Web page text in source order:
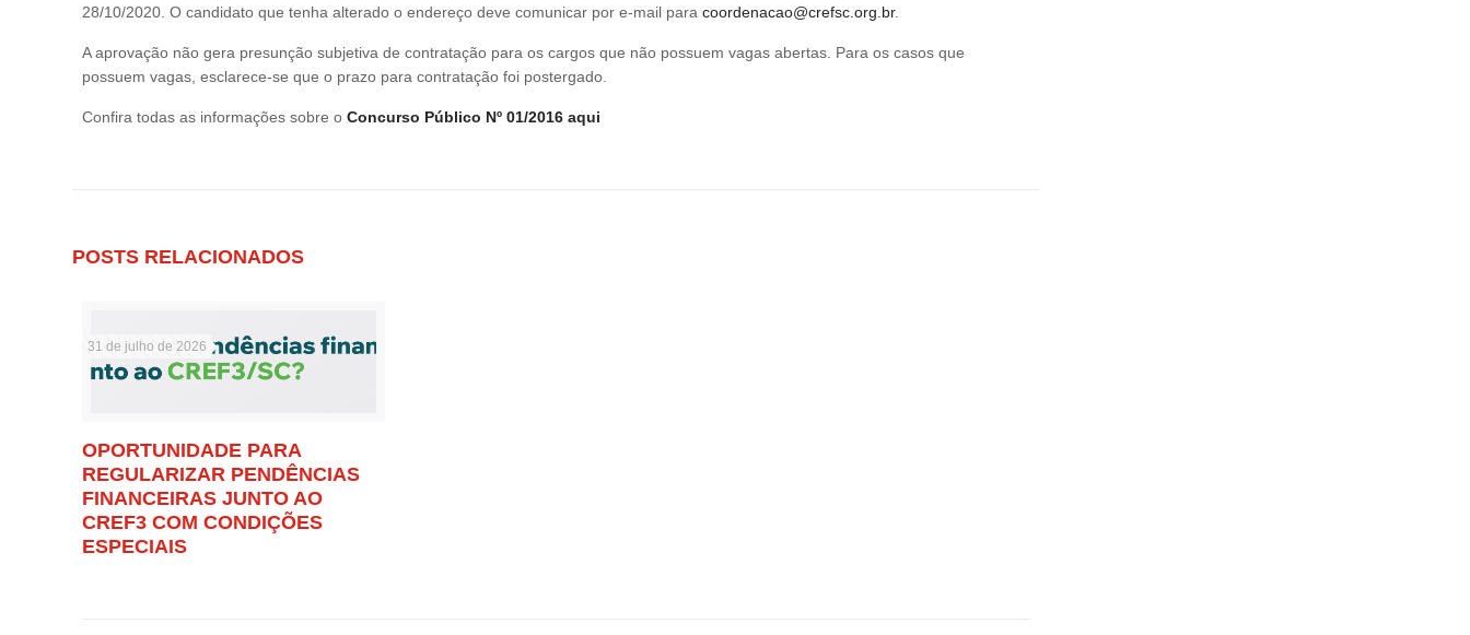
28/10/2020. O candidato que tenha alterado o endereço deve comunicar por e-mail para coordenacao@crefsc.org.br.
A aprovação não gera presunção subjetiva de contratação para os cargos que não possuem vagas abertas. Para os casos que
possuem vagas, esclarece-se que o prazo para contratação foi postergado.
Confira todas as informações sobre o Concurso Público Nº 01/2016 aqui
POSTS RELACIONADOS
31 de julho de 2026
OPORTUNIDADE PARA
REGULARIZAR PENDÊNCIAS
FINANCEIRAS JUNTO AO
CREF3 COM CONDIÇÕES
ESPECIAIS